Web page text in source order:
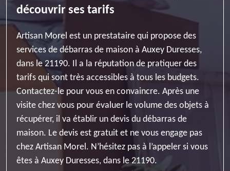
découvrir ses tarifs
Artisan Morel est un prestataire qui propose des
services de débarras de maison à Auxey Duresses,
dans le 21190. Il a la réputation de pratiquer des
tarifs qui sont très accessibles à tous les budgets.
Contactez-le pour vous en convaincre. Après une
visite chez vous pour évaluer le volume des objets à
récupérer, il va établir un devis du débarras de
maison. Le devis est gratuit et ne vous engage pas
chez Artisan Morel. N’hésitez pas à l’appeler si vous
êtes à Auxey Duresses, dans le 21190.